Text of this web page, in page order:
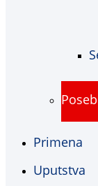
Primena
Uputstva